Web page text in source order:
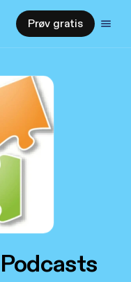
Prøv gratis